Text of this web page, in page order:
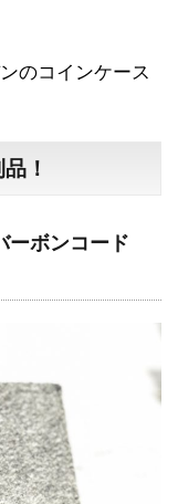
のコインケース
！
ーボンコード